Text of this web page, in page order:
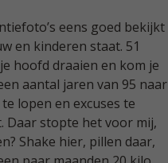
eens goed bekijkt
en kinderen staat. 51
hoofd draaien en kom je
aantal jaren van 95 naar
lopen en excuses te
Daar stopte het voor mij,
Shake hier, pillen daar,